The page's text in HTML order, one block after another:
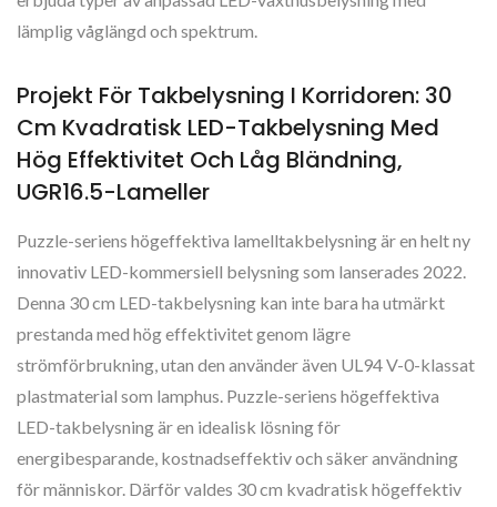
lämplig våglängd och spektrum.
Projekt För Takbelysning I Korridoren: 30
Cm Kvadratisk LED-Takbelysning Med
Hög Effektivitet Och Låg Bländning,
UGR16.5-Lameller
Puzzle-seriens högeffektiva lamelltakbelysning är en helt ny
innovativ LED-kommersiell belysning som lanserades 2022.
Denna 30 cm LED-takbelysning kan inte bara ha utmärkt
prestanda med hög effektivitet genom lägre
strömförbrukning, utan den använder även UL94 V-0-klassat
plastmaterial som lamphus. Puzzle-seriens högeffektiva
LED-takbelysning är en idealisk lösning för
energibesparande, kostnadseffektiv och säker användning
för människor. Därför valdes 30 cm kvadratisk högeffektiv